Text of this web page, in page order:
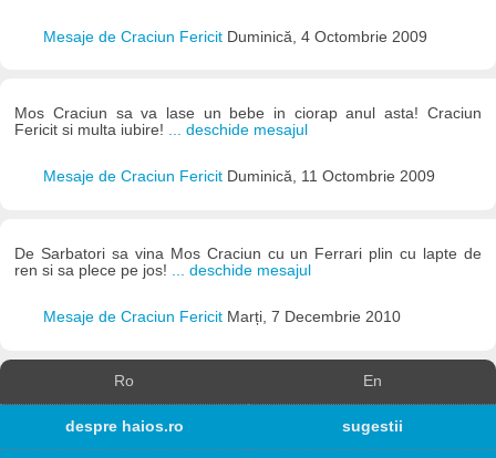
Mesaje de Craciun Fericit Duminică, 4 Octombrie 2009
Mos Craciun sa va lase un bebe in ciorap anul asta! Craciun
Fericit si multa iubire! ... deschide mesajul
Mesaje de Craciun Fericit Duminică, 11 Octombrie 2009
De Sarbatori sa vina Mos Craciun cu un Ferrari plin cu lapte de
ren si sa plece pe jos!
... deschide mesajul
Mesaje de Craciun Fericit Marți, 7 Decembrie 2010
Ro En
despre haios.ro sugestii